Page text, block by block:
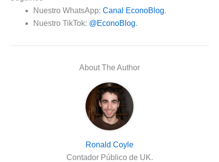
Nuestro WhatsApp: Canal EconoBlog.
Nuestro TikTok: @EconoBlog.
About The Author
Ronald Coyle
Contador Público de UK.